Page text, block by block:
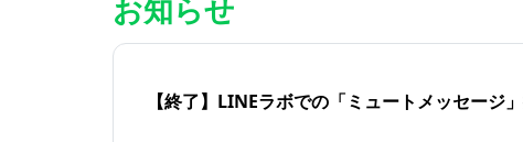
お知らせ
【終了】LINEラボでの「ミュートメッセージ